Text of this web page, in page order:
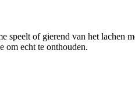
speelt of gierend van het lachen
om echt te onthouden.